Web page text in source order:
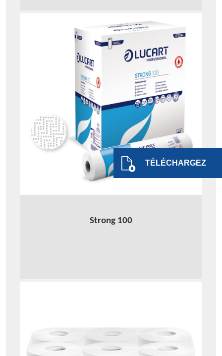
TÉLÉCHARGEZ
Strong 100